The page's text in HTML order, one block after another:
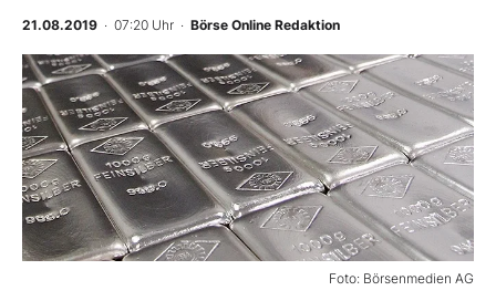
BO-Musterdepots
Experten
Mein B:O
21.08.2019 · 07:20 Uhr · Börse Online Redaktion
Foto: Börsenmedien AG
-%